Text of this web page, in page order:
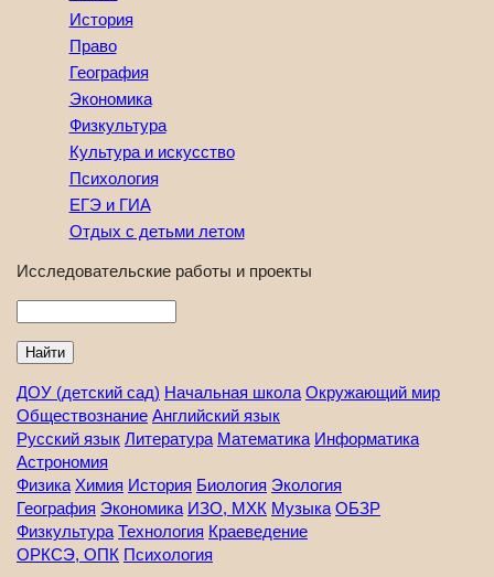
История
Право
География
Экономика
Физкультура
Культура и искусство
Психология
ЕГЭ и ГИА
Отдых с детьми летом
Исследовательские работы и проекты
ДОУ (детский сад) Начальная школа Окружающий мир
Обществознание Английский язык
Русский язык Литература Математика Информатика
Астрономия
Физика Химия История Биология Экология
География Экономика ИЗО, МХК Музыка ОБЗР
Физкультура Технология Краеведение
ОРКСЭ, ОПК Психология